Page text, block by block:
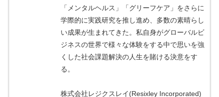
「メンタルヘルス」「グリーフケア」をさらに
学際的に実践研究を推し進め、多数の素晴らし
い成果が生まれてきた。私自身がグローバルビ
ジネスの世界で様々な体験をする中で思いを強
くした社会課題解決の人生を賭ける決意をす
る。
株式会社レジクスレイ(Resixley Incorporated)